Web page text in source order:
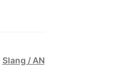
Slang / AN